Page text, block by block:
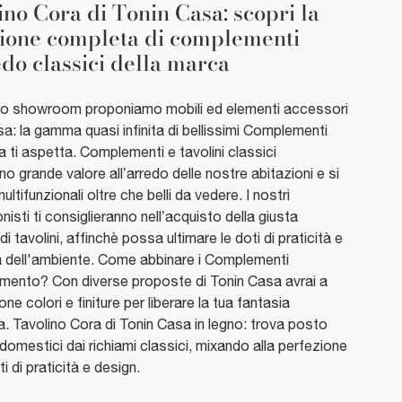
Cora di Tonin Casa: scopri la
completa di complementi
classici della marca
showroom proponiamo mobili ed elementi accessori
la gamma quasi infinita di bellissimi Complementi
ti aspetta. Complementi e tavolini classici
grande valore all’arredo delle nostre abitazioni e si
oltre che belli da vedere. I nostri
ti consiglieranno nell’acquisto della giusta
tavolini, affinchè possa ultimare le doti di praticità e
Come abbinare i Complementi
Con diverse proposte di Tonin Casa avrai a
colori e finiture per liberare la tua fantasia
Tavolino Cora di Tonin Casa in legno: trova posto
dai richiami classici, mixando alla perfezione
di praticità e design.